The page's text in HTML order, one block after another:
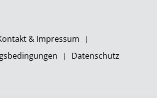
& Impressum
Datenschutz